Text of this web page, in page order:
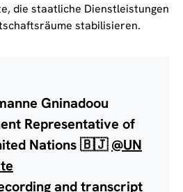
die staatliche Dienstleistungen
stabilisieren.
Gninadoou
Representative of
Nations 🇧🇯@UN
and transcript